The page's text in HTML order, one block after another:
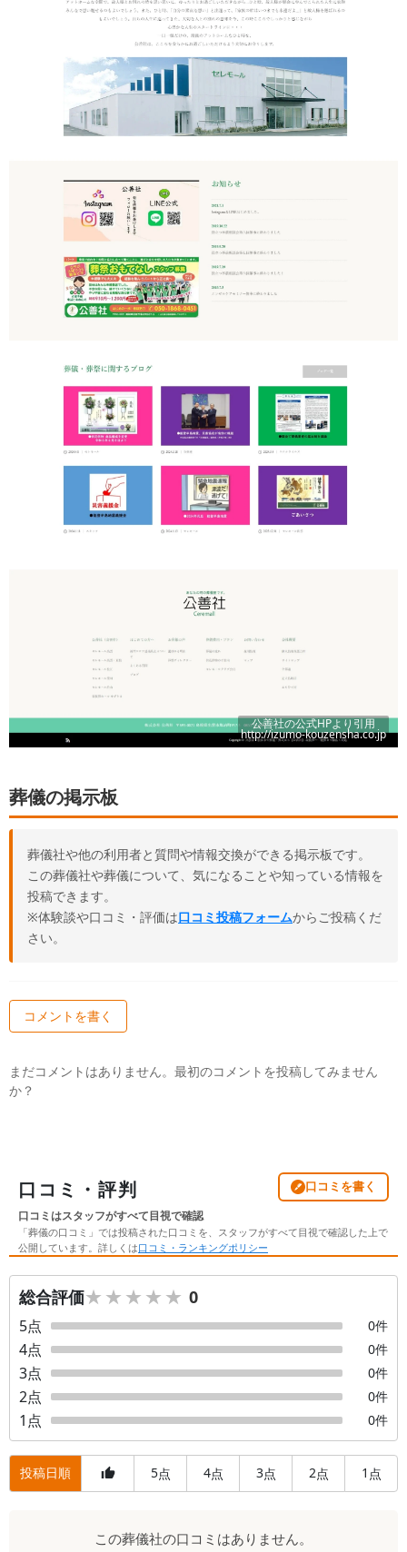
公善社の公式HPより引用
http://izumo-kouzensha.co.jp
葬儀の掲示板
葬儀社や他の利用者と質問や情報交換ができる掲示板です。
この葬儀社や葬儀について、気になることや知っている情報を
投稿できます。
※体験談や口コミ・評価は口コミ投稿フォームからご投稿くだ
さい。
コメントを書く
まだコメントはありません。最初のコメントを投稿してみません
か？
口コミ・評判 口コミを書く
口コミはスタッフがすべて目視で確認
「葬儀の口コミ」では投稿された口コミを、スタッフがすべて目視で確認した上で
公開しています。詳しくは口コミ・ランキングポリシー
総合評価★★★★★
★★★★★ 0
5点 0件
4点 0件
3点 0件
2点 0件
1 点 0件
投稿日順 5点 4点 3点 2点 1 点
この葬儀社の口コミはありません。